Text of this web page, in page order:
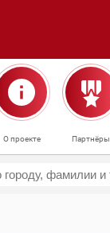
О проекте Партнёры